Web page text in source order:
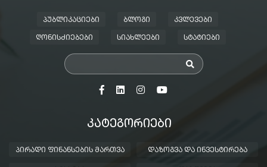
ᲞᲣᲑᲚᲘᲙᲐᲪᲘᲔᲑᲘ ᲑᲚᲝᲒᲘ ᲙᲕᲚᲔᲕᲔᲑᲘ
ᲦᲝᲜᲘᲡᲫᲘᲔᲑᲔᲑᲘ ᲡᲘᲐᲮᲚᲔᲔᲑᲘ ᲡᲢᲐᲢᲘᲔᲑᲘ
ᲙᲐᲢᲔᲒᲝᲠᲘᲔᲑᲘ
ᲞᲘᲠᲐᲓᲘ ᲤᲘᲜᲐᲜᲡᲔᲑᲘᲡ ᲛᲐᲠᲗᲕᲐ ᲓᲐᲖᲝᲒᲕᲐ ᲓᲐ ᲘᲜᲕᲔᲡᲢᲘᲠᲔᲑᲐ